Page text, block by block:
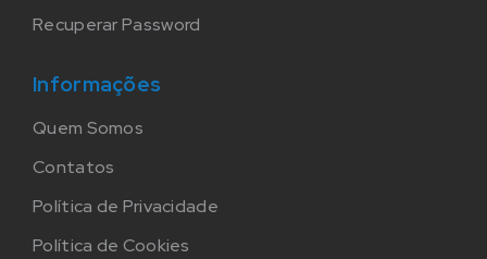
Recuperar Password
Informações
Quem Somos
Contatos
Política de Privacidade
Política de Cookies